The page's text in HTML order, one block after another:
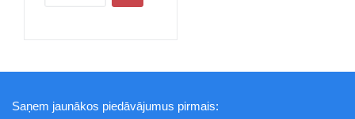
Saņem jaunākos piedāvājumus pirmais: